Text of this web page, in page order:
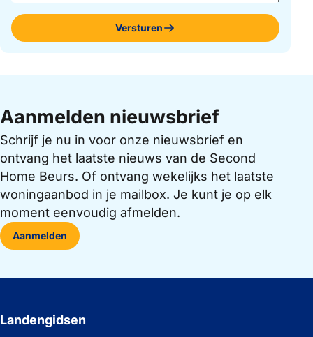
Versturen
Aanmelden nieuwsbrief
Schrijf je nu in voor onze nieuwsbrief en
ontvang het laatste nieuws van de Second
Home Beurs. Of ontvang wekelijks het laatste
woningaanbod in je mailbox. Je kunt je op elk
moment eenvoudig afmelden.
Aanmelden
Landengidsen